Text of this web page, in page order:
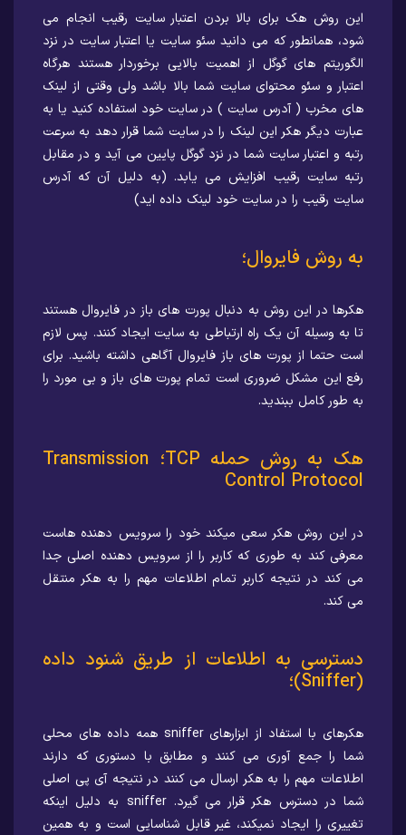
این روش هک برای بالا بردن اعتبار سایت رقیب انجام می
شود، همانطور که می دانید سئو سایت یا اعتبار سایت در نزد
الگوریتم های گوگل از اهمیت بالایی برخوردار هستند هرگاه
اعتبار و سئو محتوای سایت شما بالا باشد ولی وقتی از لینک
های مخرب ( آدرس سایت ) در سایت خود استفاده کنید یا به
عبارت دیگر هکر این لینک را در سایت شما قرار دهد به سرعت
رتبه و اعتبار سایت شما در نزد گوگل پایین می آید و در مقابل
رتبه سایت رقیب افزایش می یابد. (به دلیل آن که آدرس
سایت رقیب را در سایت خود لینک داده اید)
به روش فایروال؛
هکرها در این روش به دنبال پورت های باز در فایروال هستند
تا به وسیله آن یک راه ارتباطی به سایت ایجاد کنند. پس لازم
است حتما از پورت های باز فایروال آگاهی داشته باشید. برای
رفع این مشکل ضروری است تمام پورت های باز و بی مورد را
به طور کامل ببندید.
هک به روش حمله TCP؛ Transmission
Control Protocol
در این روش هکر سعی میکند خود را سرویس دهنده هاست
معرفی کند به طوری که کاربر را از سرویس دهنده اصلی جدا
می کند در نتیجه کاربر تمام اطلاعات مهم را به هکر منتقل
می کند.
دسترسی به اطلاعات از طریق شنود داده
(Sniffer)؛
هکرهای با استفاد از ابزارهای sniffer همه داده های محلی
شما را جمع آوری می کنند و مطابق با دستوری که دارند
اطلاعات مهم را به هکر ارسال می کنند در نتیجه آی پی اصلی
شما در دسترس هکر قرار می گیرد. sniffer به دلیل اینکه
تغییری را ایجاد نمیکند، غیر قابل شناسایی است و به همین